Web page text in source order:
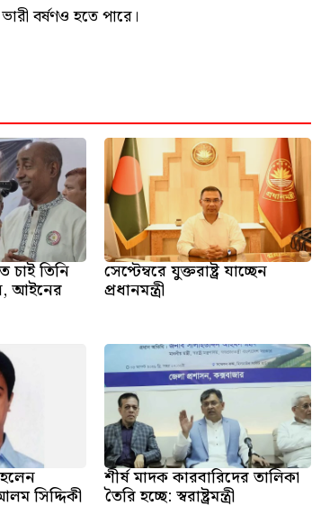
বর্ষণও হতে পারে।
চাই তিনি
আইনের
সেপ্টেম্বরে যুক্তরাষ্ট্র যাচ্ছেন
প্রধানমন্ত্রী
সিদ্দিকী
শীর্ষ মাদক কারবারিদের তালিকা
তৈরি হচ্ছে: স্বরাষ্ট্রমন্ত্রী